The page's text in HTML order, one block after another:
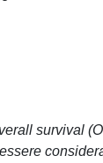
survival